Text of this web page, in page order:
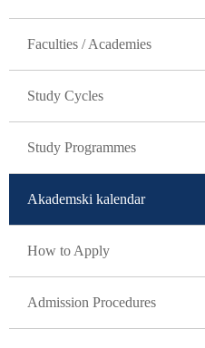
Faculties / Academies
Study Cycles
Study Programmes
Akademski kalendar
How to Apply
Admission Procedures